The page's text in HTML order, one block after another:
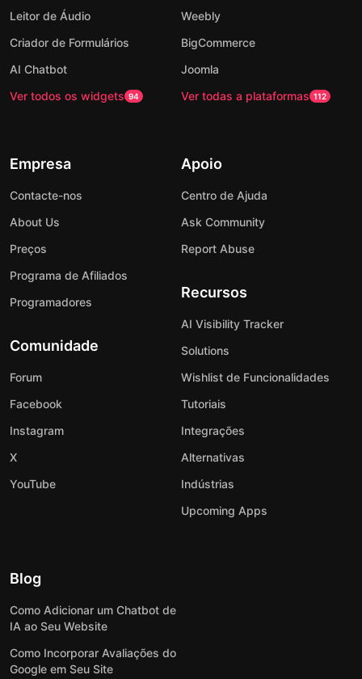
Leitor de Áudio
Criador de Formulários
AI Chatbot
Ver todos os widgets 94
Weebly
BigCommerce
Joomla
Ver todas a plataformas 112
Empresa
Contacte-nos
About Us
Preços
Programa de Afiliados
Programadores
Comunidade
Forum
Facebook
Instagram
X
YouTube
Apoio
Centro de Ajuda
Ask Community
Report Abuse
Recursos
AI Visibility Tracker
Solutions
Wishlist de Funcionalidades
Tutoriais
Integrações
Alternativas
Indústrias
Upcoming Apps
Blog
Como Adicionar um Chatbot de
IA ao Seu Website
Como Incorporar Avaliações do
Google em Seu Site